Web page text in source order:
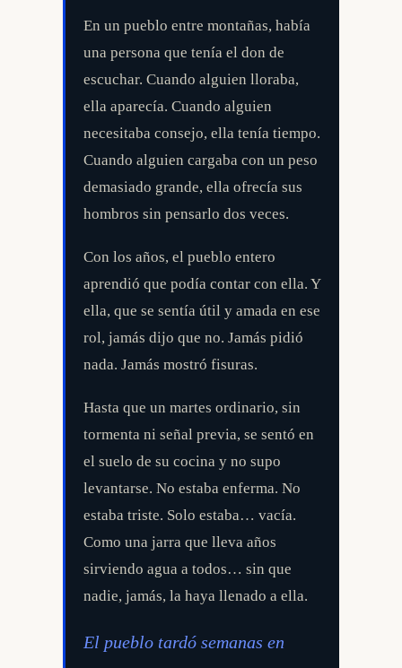
En un pueblo entre montañas, había
una persona que tenía el don de
escuchar. Cuando alguien lloraba,
ella aparecía. Cuando alguien
necesitaba consejo, ella tenía tiempo.
Cuando alguien cargaba con un peso
demasiado grande, ella ofrecía sus
hombros sin pensarlo dos veces.
Con los años, el pueblo entero
aprendió que podía contar con ella. Y
ella, que se sentía útil y amada en ese
rol, jamás dijo que no. Jamás pidió
nada. Jamás mostró fisuras.
Hasta que un martes ordinario, sin
tormenta ni señal previa, se sentó en
el suelo de su cocina y no supo
levantarse. No estaba enferma. No
estaba triste. Solo estaba… vacía.
Como una jarra que lleva años
sirviendo agua a todos… sin que
nadie, jamás, la haya llenado a ella.
El pueblo tardó semanas en